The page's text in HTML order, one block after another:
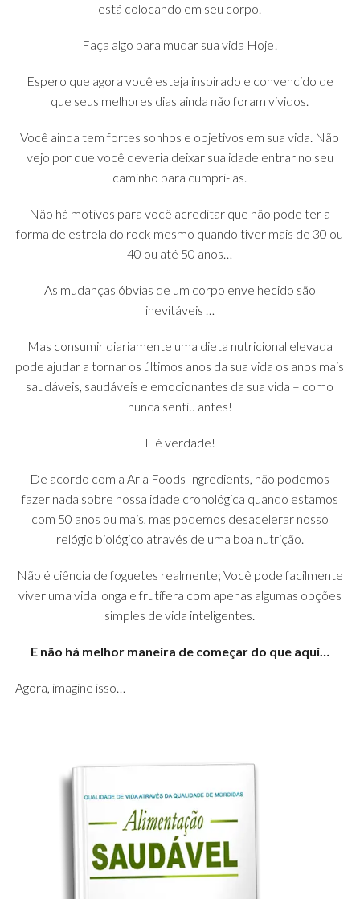
está colocando em seu corpo.
Faça algo para mudar sua vida Hoje!
Espero que agora você esteja inspirado e convencido de
que seus melhores dias ainda não foram vividos.
Você ainda tem fortes sonhos e objetivos em sua vida. Não
vejo por que você deveria deixar sua idade entrar no seu
caminho para cumpri-las.
Não há motivos para você acreditar que não pode ter a
forma de estrela do rock mesmo quando tiver mais de 30 ou
40 ou até 50 anos…
As mudanças óbvias de um corpo envelhecido são
inevitáveis ​​…
Mas consumir diariamente uma dieta nutricional elevada
pode ajudar a tornar os últimos anos da sua vida os anos mais
saudáveis, saudáveis ​​e emocionantes da sua vida – como
nunca sentiu antes!
E é verdade!
De acordo com a Arla Foods Ingredients, não podemos
fazer nada sobre nossa idade cronológica quando estamos
com 50 anos ou mais, mas podemos desacelerar nosso
relógio biológico através de uma boa nutrição.
Não é ciência de foguetes realmente; Você pode facilmente
viver uma vida longa e frutífera com apenas algumas opções
simples de vida inteligentes.
E não há melhor maneira de começar do que aqui…
Agora, imagine isso…